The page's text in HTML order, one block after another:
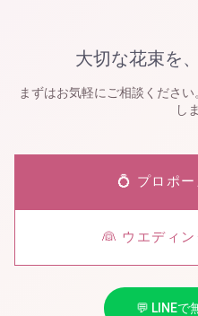
大切な花束を
まずはお気軽にご相談くださ
し
💍 プロポ
👰 ウエディ
💬 LINEで